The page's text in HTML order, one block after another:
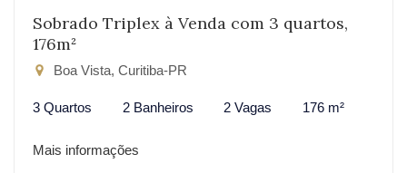
Sobrado Triplex à Venda com 3 quartos,
176m²
Boa Vista, Curitiba-PR
3 Quartos 2 Banheiros 2 Vagas 176 m²
Mais informações